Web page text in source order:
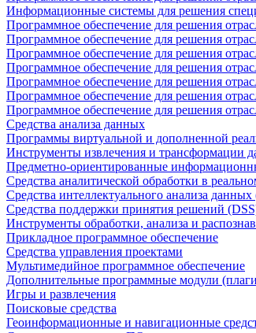
Информационные системы для решения
Программное обеспечение для решения
Программное обеспечение для решения
Программное обеспечение для решения
Программное обеспечение для решения
Программное обеспечение для решения
Программное обеспечение для решения
Программное обеспечение для решения
Средства анализа данных
Программы виртуальной и дополненной
Инструменты извлечения и трансформации
Предметно-ориентированные
Средства аналитической обработки в
Средства интеллектуального анализа
Средства поддержки принятия решений
Инструменты обработки, анализа и
Прикладное программное обеспечение
Средства управления проектами
Мультимедийное программное обеспечение
Дополнительные программные модули
Игры и развлечения
Поисковые средства
Геоинформационные и навигационные